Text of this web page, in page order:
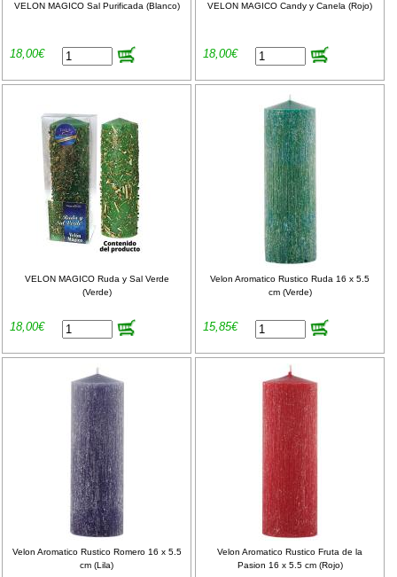
VELON MAGICO Sal Purificada (Blanco)
18,00€
VELON MAGICO Candy y Canela (Rojo)
18,00€
VELON MAGICO Ruda y Sal Verde
(Verde)
18,00€
Velon Aromatico Rustico Ruda 16 x 5.5
cm (Verde)
15,85€
Velon Aromatico Rustico Romero 16 x 5.5
cm (Lila)
Velon Aromatico Rustico Fruta de la
Pasion 16 x 5.5 cm (Rojo)